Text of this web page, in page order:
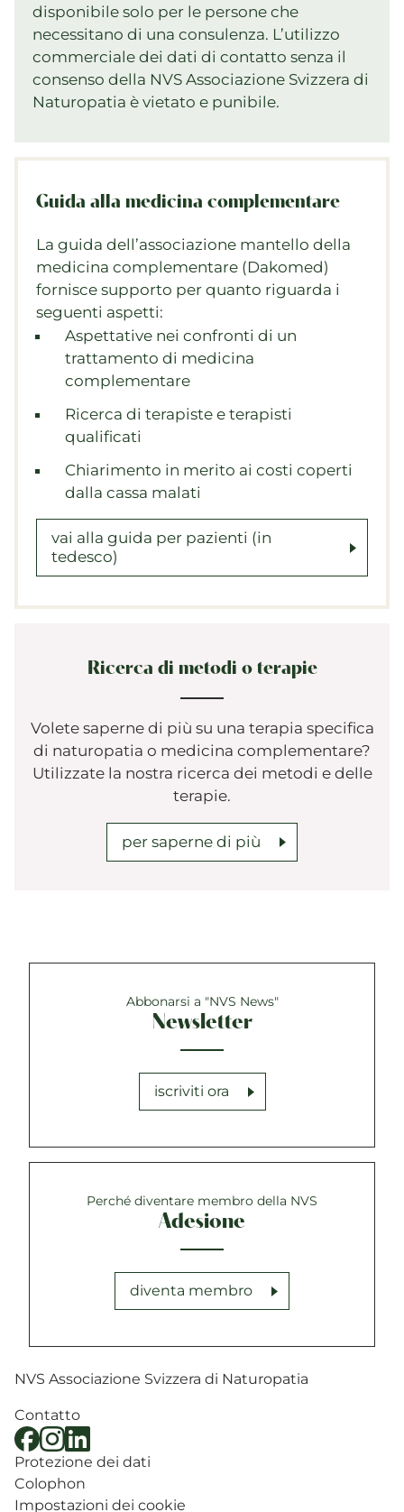
disponibile solo per le persone che
necessitano di una consulenza. L’utilizzo
commerciale dei dati di contatto senza il
consenso della NVS Associazione Svizzera di
Naturopatia è vietato e punibile.
Guida alla medicina complementare
La guida dell’associazione mantello della
medicina complementare (Dakomed)
fornisce supporto per quanto riguarda i
seguenti aspetti:
Aspettative nei confronti di un
trattamento di medicina
complementare
Ricerca di terapiste e terapisti
qualificati
Chiarimento in merito ai costi coperti
dalla cassa malati
vai alla guida per pazienti (in
tedesco)
Ricerca di metodi o terapie
Volete saperne di più su una terapia specifica
di naturopatia o medicina complementare?
Utilizzate la nostra ricerca dei metodi e delle
terapie.
per saperne di più
Abbonarsi a "NVS News"
Newsletter
iscriviti ora
Perché diventare membro della NVS
Adesione
diventa membro
NVS Associazione Svizzera di Naturopatia
Contatto
Protezione dei dati
Colophon
Impostazioni dei cookie